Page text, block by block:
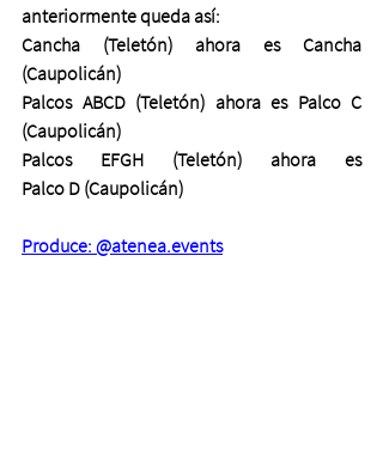
anteriormente queda así:
Cancha (Teletón) ahora es Cancha
(Caupolicán)
Palcos ABCD (Teletón) ahora es Palco C
(Caupolicán)
Palcos EFGH (Teletón) ahora es
Palco D (Caupolicán)
Produce: @atenea.events